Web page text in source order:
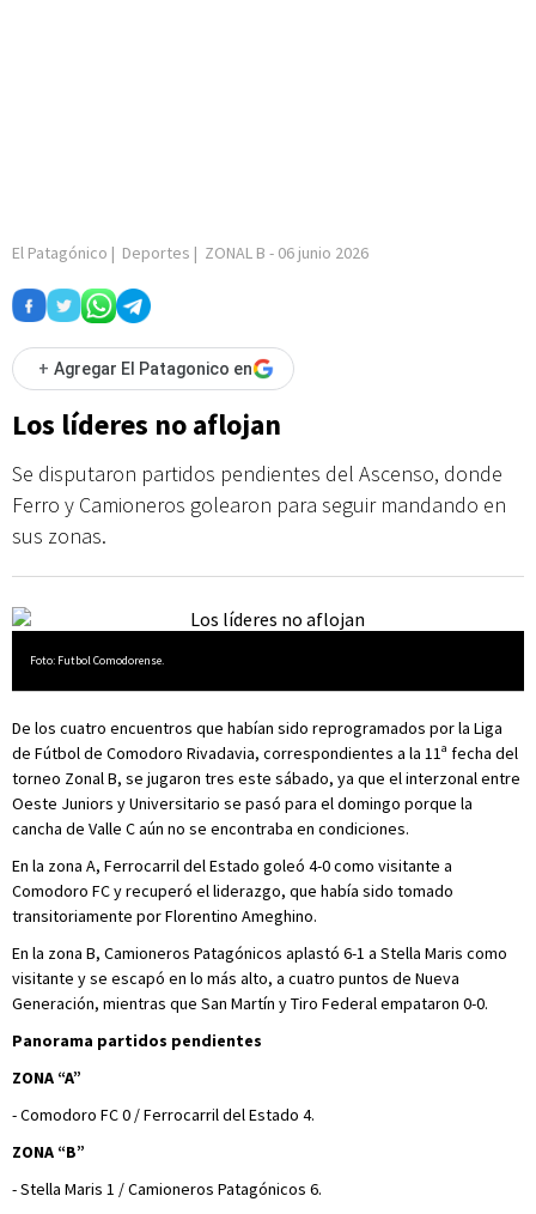
El Patagónico | Deportes | ZONAL B - 06 junio 2026
+ Agregar El Patagonico en
Los líderes no aflojan
Se disputaron partidos pendientes del Ascenso, donde
Ferro y Camioneros golearon para seguir mandando en
sus zonas.
Foto: Futbol Comodorense.
De los cuatro encuentros que habían sido reprogramados por la Liga
de Fútbol de Comodoro Rivadavia, correspondientes a la 11ª fecha del
torneo Zonal B, se jugaron tres este sábado, ya que el interzonal entre
Oeste Juniors y Universitario se pasó para el domingo porque la
cancha de Valle C aún no se encontraba en condiciones.
En la zona A, Ferrocarril del Estado goleó 4-0 como visitante a
Comodoro FC y recuperó el liderazgo, que había sido tomado
transitoriamente por Florentino Ameghino.
En la zona B, Camioneros Patagónicos aplastó 6-1 a Stella Maris como
visitante y se escapó en lo más alto, a cuatro puntos de Nueva
Generación, mientras que San Martín y Tiro Federal empataron 0-0.
Panorama partidos pendientes
ZONA “A”
- Comodoro FC 0 / Ferrocarril del Estado 4.
ZONA “B”
- Stella Maris 1 / Camioneros Patagónicos 6.